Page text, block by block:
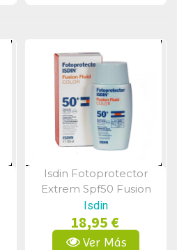
Vista Rápida
Isdin Fotoprotector
Extrem Spf50 Fusion
Fluido Color 50 Ml
Isdin
18,95 €
Ver Más